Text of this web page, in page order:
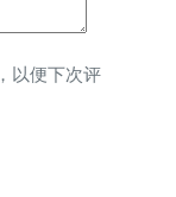
以便下次评